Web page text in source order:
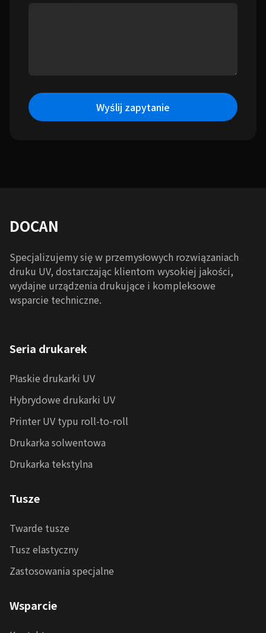
Wyślij zapytanie
DOCAN
Specjalizujemy się w przemysłowych rozwiązaniach
druku UV, dostarczając klientom wysokiej jakości,
wydajne urządzenia drukujące i kompleksowe
wsparcie techniczne.
Seria drukarek
Płaskie drukarki UV
Hybrydowe drukarki UV
Printer UV typu roll-to-roll
Drukarka solwentowa
Drukarka tekstylna
Tusze
Twarde tusze
Tusz elastyczny
Zastosowania specjalne
Wsparcie